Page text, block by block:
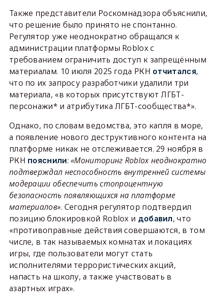
Также представители Роскомнадзора объяснили,
что решение было принято не спонтанно.
Регулятор уже неоднократно обращался к
администрации платформы Roblox с
требованием ограничить доступ к запрещённым
материалам. 10 июля 2025 года РКН отчитался,
что по их запросу разработчики удалили три
материала, «в которых присутствуют ЛГБТ-
персонажи* и атрибутика ЛГБТ-сообщества*».
Однако, по словам ведомства, это капля в море,
а появление нового деструктивного контента на
платформе никак не отслеживается. 29 ноября в
РКН пояснили:«Мониторинг Roblox неоднократно
подтверждал неспособность внутренней системы
модерации обеспечить стопроцентную
безопасность появляющихся на платформе
материалов». Сегодня регулятор подтвердил
позицию блокировкой Roblox и добавил, что
«противоправные действия совершаются, в том
числе, в так называемых комнатах и локациях
игры, где пользователи могут стать
исполнителями террористических акций,
напасть на школу, а также участвовать в
азартных играх».